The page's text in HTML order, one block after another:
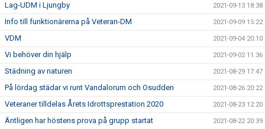
Lag-UDM i Ljungby 2021-09-13 18:38
Info till funktionärerna på Veteran-DM 2021-09-09 15:22
VDM 2021-09-04 20:10
Vi behöver din hjälp 2021-09-02 11:36
Städning av naturen 2021-08-29 17:47
På lördag städar vi runt Vandalorum och Osudden 2021-08-26 20:22
Veteraner tilldelas Årets Idrottsprestation 2020 2021-08-23 12:20
Äntligen har höstens prova på grupp startat 2021-08-22 20:39